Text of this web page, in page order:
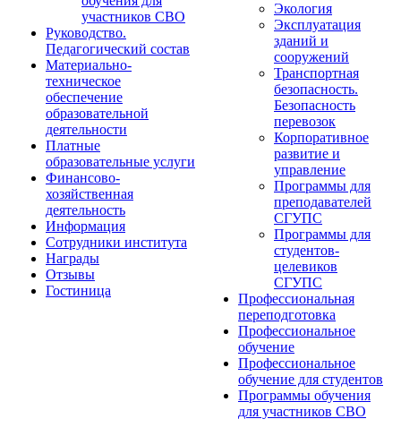
участников СВО
Руководство.
Педагогический состав
Материально-
техническое
обеспечение
образовательной
деятельности
Платные
образовательные услуги
Финансово-
хозяйственная
деятельность
Информация
Сотрудники института
Награды
Отзывы
Гостиница
Экология
Эксплуатация
зданий и
сооружений
Транспортная
безопасность.
Безопасность
перевозок
Корпоративное
развитие и
управление
Программы для
преподавателей
СГУПС
Программы для
студентов-
целевиков
СГУПС
Профессиональная
переподготовка
Профессиональное
обучение
Профессиональное
обучение для студентов
Программы обучения
для участников СВО